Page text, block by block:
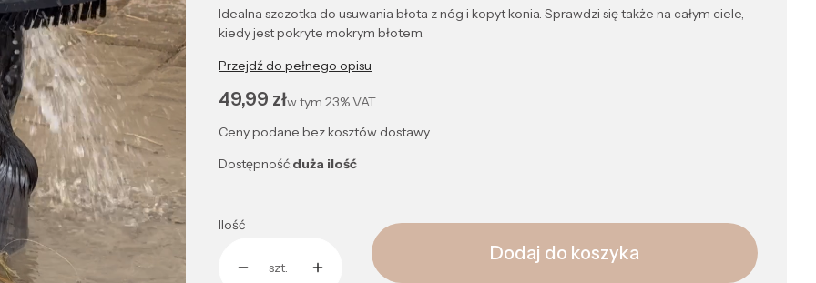
Idealna szczotka do usuwania błota z nóg i kopyt konia. Sprawdzi się także na całym ciele,
kiedy jest pokryte mokrym błotem.
Przejdź do pełnego opisu
Cena
49,99 złw tym 23%VAT
Ceny podane bez kosztów dostawy.
Dostępność:duża ilość
Ilość
szt.
Dodaj do koszyka